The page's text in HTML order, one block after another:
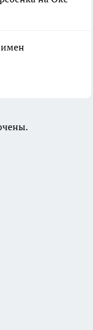
имен